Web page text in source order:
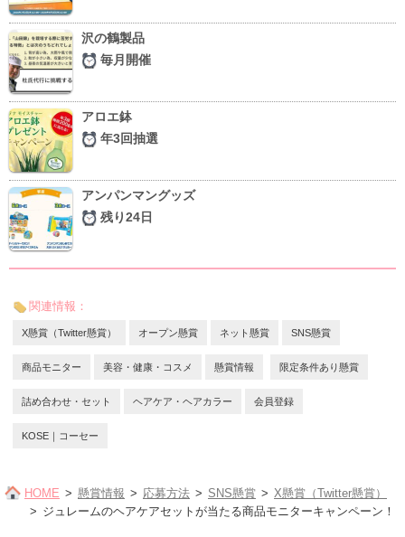
沢の鶴製品
毎月開催
アロエ鉢
年3回抽選
アンパンマングッズ
残り24日
関連情報：
X懸賞（Twitter懸賞） オープン懸賞 ネット懸賞 SNS懸賞
商品モニター 美容・健康・コスメ 懸賞情報 限定条件あり懸賞
詰め合わせ・セット ヘアケア・ヘアカラー 会員登録
KOSE｜コーセー
HOME 懸賞情報 応募方法 SNS懸賞
X懸賞（Twitter懸賞）
ジュレームのヘアケアセットが当たる商品モニターキャンペーン！